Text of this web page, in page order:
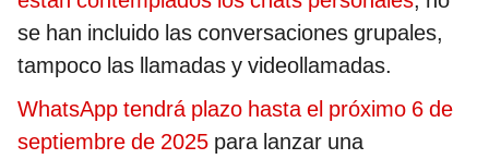
se han incluido las conversaciones grupales,
tampoco las llamadas y videollamadas.
WhatsApp tendrá plazo hasta el próximo 6 de
septiembre de 2025 para lanzar una